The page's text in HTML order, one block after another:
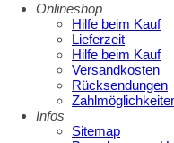
Onlineshop
Hilfe beim Kauf
Lieferzeit
Hilfe beim Kauf
Versandkosten
Rücksendungen
Infos
Sitemap